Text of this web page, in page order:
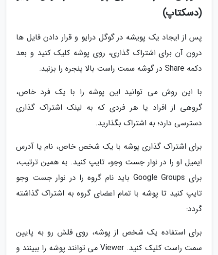
(دسکتاپ)
پس از ایجاد یک پویشه در گوگل درایو و قرار دادن فایل ها
درون آن برای اشتراک گذاری، روی پوشه کلیک کنید و بعد
دکمه Share در گوشه سمت راست بالا پنجره را بزنید:
با این روش می توانید این پوشه را با یک فرد خاص،
گروهی از افراد یا هر فردی که به لینک اشتراک گذاری
دسترسی دارد؛ به اشتراک بگذارید.
برای اشتراک گذاری پوشه با یک شخص خاص، نام یا آدرس
ایمیل او را در نوار جست وجو، تایپ کنید. به همین ترتیب،
برای Google Groups باید نام گروه را در نوار جست وجو
تایپ کنید تا پوشه با تمام اعضای گروه به اشتراک گذاشته
گردد:
برای استفاده یک شخص از پوشه، روی فلش رو به پایین
سمت راست کلیک کنید. Viewer می توانند پوشه را ببینند و